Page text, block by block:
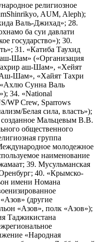
религиозное
AUM, Aleph);
Валь-Джихад»; 28.
ба суи давлати
государство»); 30.
31. «Катиба Таухид
Шам» («Организация
аш-Шам», «Хейят
Шам», «Хайят Тахри
Сунна Валь
34. «National
WP Crew, Sparrows
Белая сила, власть»);
созданное Мальцевым В.В.
общественного
группа
молодежное
наименование
39. Мусульманская
40. «Крымско-
имени Номана
(другие
«Азов», полк «Азов»);
Таджикистана
«Народная